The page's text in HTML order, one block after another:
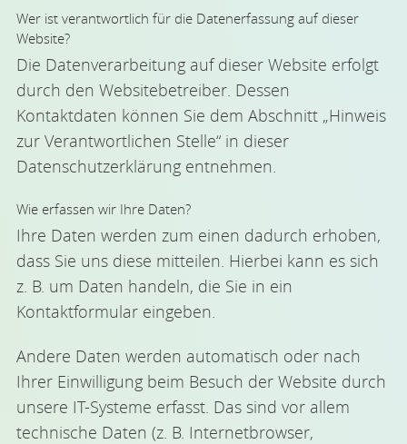
Wer ist verantwortlich für die Datenerfassung auf dieser
Website?
Die Datenverarbeitung auf dieser Website erfolgt
durch den Websitebetreiber. Dessen
Kontaktdaten können Sie dem Abschnitt „Hinweis
zur Verantwortlichen Stelle“ in dieser
Datenschutzerklärung entnehmen.
Wie erfassen wir Ihre Daten?
Ihre Daten werden zum einen dadurch erhoben,
dass Sie uns diese mitteilen. Hierbei kann es sich
z. B. um Daten handeln, die Sie in ein
Kontaktformular eingeben.
Andere Daten werden automatisch oder nach
Ihrer Einwilligung beim Besuch der Website durch
unsere IT-Systeme erfasst. Das sind vor allem
technische Daten (z. B. Internetbrowser,